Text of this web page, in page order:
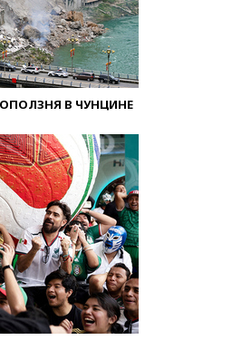
В ЧУНЦИНЕ